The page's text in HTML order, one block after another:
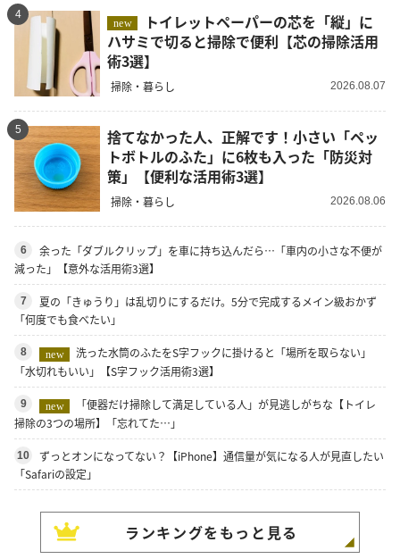
4
new
ハサミで切ると掃除で便利【芯の掃除活用
術3選】
掃除・暮らし 2026.08.07
5
捨てなかった人、正解です！小さい「ペッ
トボトルのふた」に6枚も入った「防災対
策」【便利な活用術3選】
掃除・暮らし 2026.08.06
6
余った「ダブルクリップ」を車に持ち込んだら…「車内の小さな不便が
減った」【意外な活用術3選】
7
夏の「きゅうり」は乱切りにするだけ。5分で完成するメイン級おかず
「何度でも食べたい」
8 new
洗った水筒のふたをS字フックに掛けると「場所を取らない」
「水切れもいい」【S字フック活用術3選】
9 new
「便器だけ掃除して満足している人」が見逃しがちな【トイレ
掃除の3つの場所】「忘れてた…」
10
ずっとオンになってない？【iPhone】通信量が気になる人が見直したい
「Safariの設定」
ランキングをもっと見る